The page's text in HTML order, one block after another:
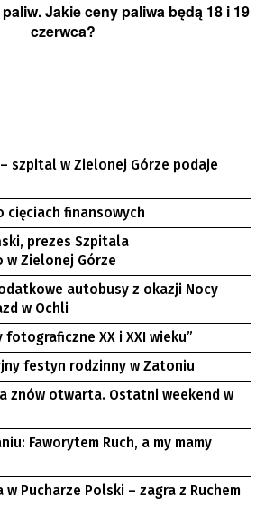
Jakie ceny paliwa będą 18 i 19
czerwca?
szpital w Zielonej Górze podaje
cięciach finansowych
prezes Szpitala
w Zielonej Górze
autobusy z okazji Nocy
w Ochli
„Tu były… zakłady fotograficzne XX i XXI wieku”
festyn rodzinny w Zatoniu
znów otwarta. Ostatni weekend w
Faworytem Ruch, a my mamy
w Pucharze Polski – zagra z Ruchem